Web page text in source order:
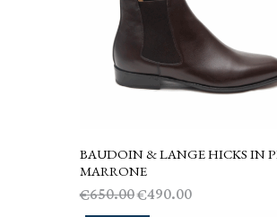
€565.00.€425.00.
SCEGLI
BAUDOIN & LANGE HICKS IN
MARRONE
€650.00Il
€490.00Il